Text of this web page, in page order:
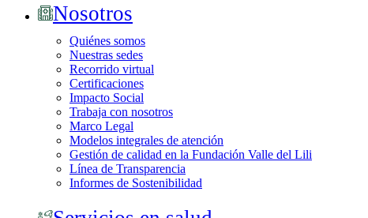
Nosotros
Quiénes somos
Nuestras sedes
Recorrido virtual
Certificaciones
Impacto Social
Trabaja con nosotros
Marco Legal
Modelos integrales de atención
Gestión de calidad en la Fundación Valle del Lili
Línea de Transparencia
Informes de Sostenibilidad